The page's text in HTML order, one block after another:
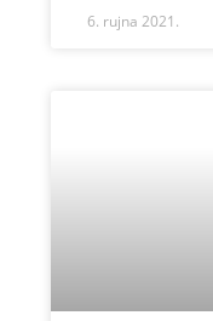
6. rujna 2021.